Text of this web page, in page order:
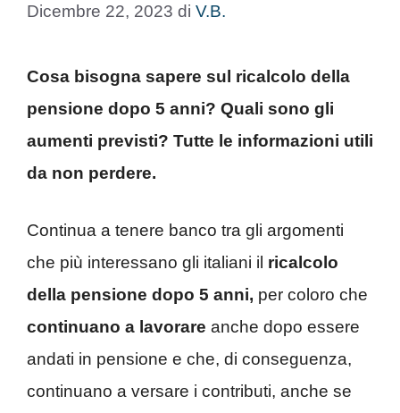
Dicembre 22, 2023 di V.B.
Cosa bisogna sapere sul ricalcolo della
pensione dopo 5 anni? Quali sono gli
aumenti previsti? Tutte le informazioni utili
da non perdere.
Continua a tenere banco tra gli argomenti
che più interessano gli italiani il ricalcolo
della pensione dopo 5 anni, per coloro che
continuano a lavorare anche dopo essere
andati in pensione e che, di conseguenza,
continuano a versare i contributi, anche se